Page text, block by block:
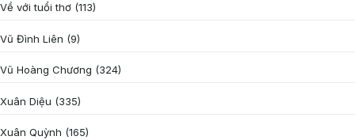
Về với tuổi thơ (113)
Vũ Đình Liên (9)
Vũ Hoàng Chương (324)
Xuân Diệu (335)
Xuân Quỳnh (165)